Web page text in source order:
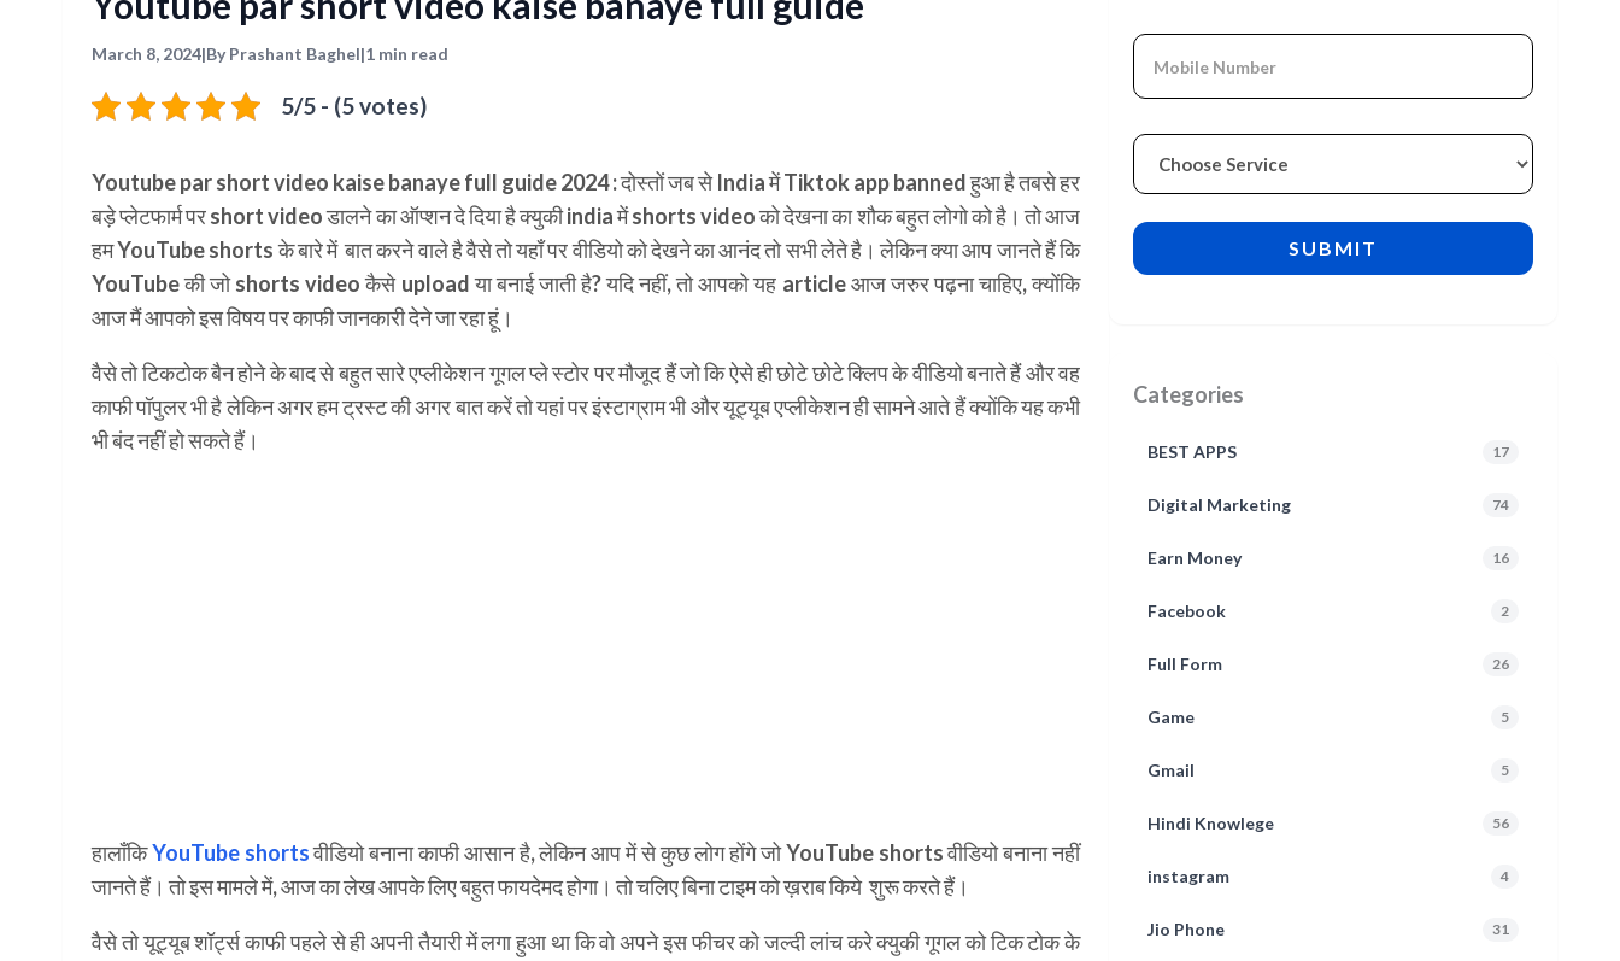
March 8, 2024|By Prashant Baghel|1 min read
5/5 - (5 votes)
Youtube par short video kaise banaye full guide 2024 :दोस्तों जब से India मेंTiktok app bannedहुआ है तबसे हर
बड़े प्लेटफार्म परshort videoडालने का ऑप्शन दे दिया है क्युकी india में shorts video को देखना का शौक बहुत लोगो को है। तो आज
हम YouTube shorts के बारे में बात करने वाले है वैसे तो यहाँ पर वीडियो को देखने का आनंद तो सभी लेते है। लेकिन क्या आप जानते हैं कि
YouTube की जो shorts video कैसे upload या बनाई जाती है? यदि नहीं, तो आपको यह article आज जरुर पढ़ना चाहिए, क्योंकि
आज मैं आपको इस विषय पर काफी जानकारी देने जा रहा हूं।
वैसे तो टिकटोक बैन होने के बाद से बहुत सारे एप्लीकेशन गूगल प्ले स्टोर पर मौजूद हैं जो कि ऐसे ही छोटे छोटे क्लिप के वीडियो बनाते हैं और वह
काफी पॉपुलर भी है लेकिन अगर हम ट्रस्ट की अगर बात करें तो यहां पर इंस्टाग्राम भी और यूट्यूब एप्लीकेशन ही सामने आते हैं क्योंकि यह कभी
भी बंद नहीं हो सकते हैं।
हालाँकिYouTube shortsवीडियो बनाना काफी आसान है, लेकिन आप में से कुछ लोग होंगे जोYouTube shortsवीडियो बनाना नहीं
जानते हैं। तो इस मामले में, आज का लेख आपके लिए बहुत फायदेमद होगा। तो चलिए बिना टाइम को ख़राब किये शुरू करते हैं।
वैसे तो यूट्यूब शॉर्ट्स काफी पहले से ही अपनी तैयारी में लगा हुआ था कि वो अपने इस फीचर को जल्दी लांच करे क्युकी गूगल को टिक टोक के
Categories
BEST APPS 17
Digital Marketing 74
Earn Money 16
Facebook 2
Full Form 26
Game 5
Gmail 5
Hindi Knowlege 56
instagram 4
Jio Phone 31